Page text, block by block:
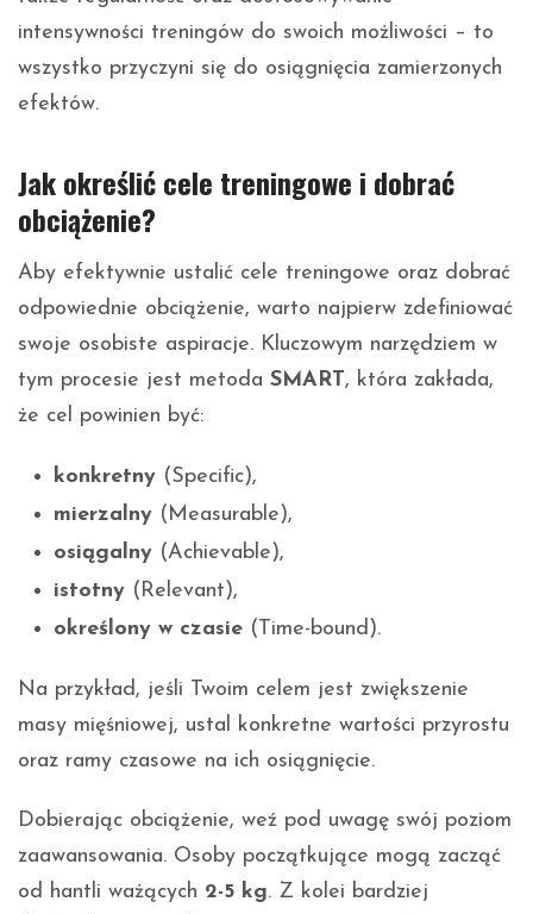
intensywności treningów do swoich możliwości – to
wszystko przyczyni się do osiągnięcia zamierzonych
efektów.
Jak określić cele treningowe i dobrać
obciążenie?
Aby efektywnie ustalić cele treningowe oraz dobrać
odpowiednie obciążenie, warto najpierw zdefiniować
swoje osobiste aspiracje. Kluczowym narzędziem w
tym procesie jest metoda SMART, która zakłada,
że cel powinien być:
konkretny (Specific),
mierzalny (Measurable),
osiągalny (Achievable),
istotny (Relevant),
określony w czasie (Time-bound).
Na przykład, jeśli Twoim celem jest zwiększenie
masy mięśniowej, ustal konkretne wartości przyrostu
oraz ramy czasowe na ich osiągnięcie.
Dobierając obciążenie, weź pod uwagę swój poziom
zaawansowania. Osoby początkujące mogą zacząć
od hantli ważących 2-5 kg. Z kolei bardziej